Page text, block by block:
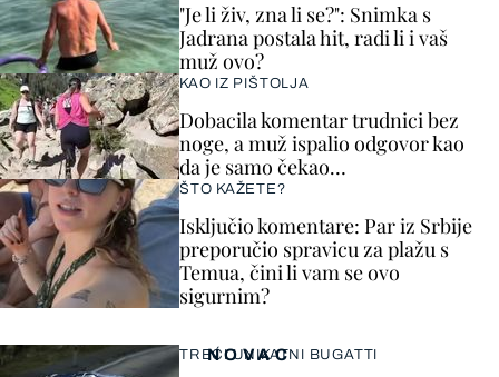
"Je li živ, zna li se?": Snimka s
Jadrana postala hit, radi li i vaš
muž ovo?
KAO IZ PIŠTOLJA
Dobacila komentar trudnici bez
noge, a muž ispalio odgovor kao
da je samo čekao…
ŠTO KAŽETE?
Isključio komentare: Par iz Srbije
preporučio spravicu za plažu s
Temua, čini li vam se ovo
sigurnim?
NOVAC
TREĆI UNIKATNI BUGATTI